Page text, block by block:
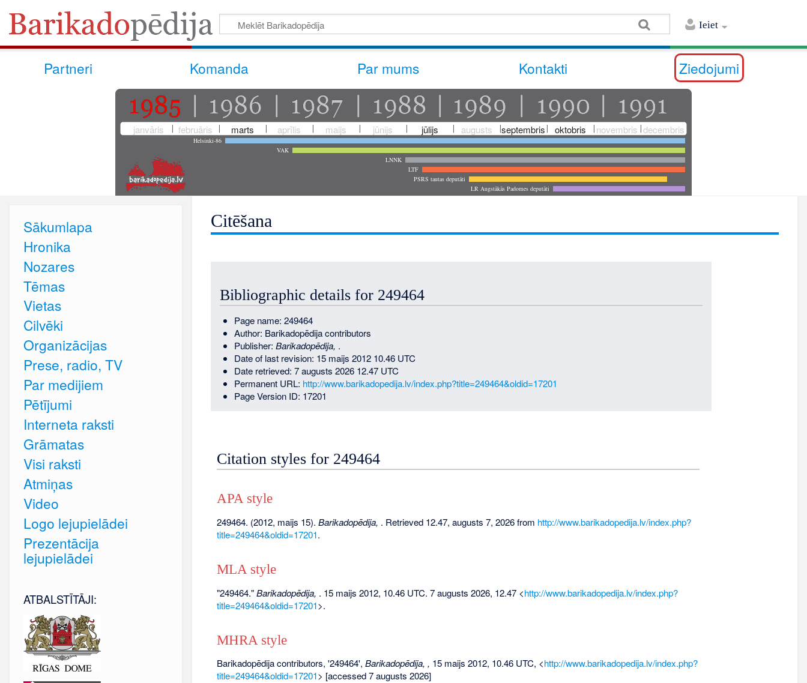
Ieiet
Partneri Komanda Par mums Kontakti Ziedojumi
janvāris februāris marts aprīlis maijs jūnijs jūlijs augusts septembris oktobris novembris decembris
Helsinki-86
VAK
LNNK
LTF
PSRS tautas deputāti
LR Augstākās Padomes deputāti
Citēšana
Bibliographic details for 249464
Page name: 249464
Author: Barikadopēdija contributors
Publisher: Barikadopēdija, .
Date of last revision: 15 maijs 2012 10.46 UTC
Date retrieved: 7 augusts 2026 12.47 UTC
Permanent URL: http://www.barikadopedija.lv/index.php?title=249464&oldid=17201
Page Version ID: 17201
Citation styles for 249464
APA style
249464. (2012, maijs 15). Barikadopēdija, . Retrieved 12.47, augusts 7, 2026 from http://www.barikadopedija.lv/index.php?
title=249464&oldid=17201.
MLA style
"249464."Barikadopēdija, . 15 maijs 2012, 10.46 UTC. 7 augusts 2026, 12.47 <http://www.barikadopedija.lv/index.php?
title=249464&oldid=17201>.
MHRA style
Barikadopēdija contributors, '249464', Barikadopēdija, , 15 maijs 2012, 10.46 UTC, <http://www.barikadopedija.lv/index.php?
title=249464&oldid=17201> [accessed 7 augusts 2026]
Sākumlapa
Hronika
Nozares
Tēmas
Vietas
Cilvēki
Organizācijas
Prese, radio, TV
Par medijiem
Pētījumi
Interneta raksti
Grāmatas
Visi raksti
Atmiņas
Video
Logo lejupielādei
Prezentācija
lejupielādei
ATBALSTĪTĀJI: